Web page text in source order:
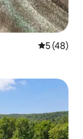
5 (48)